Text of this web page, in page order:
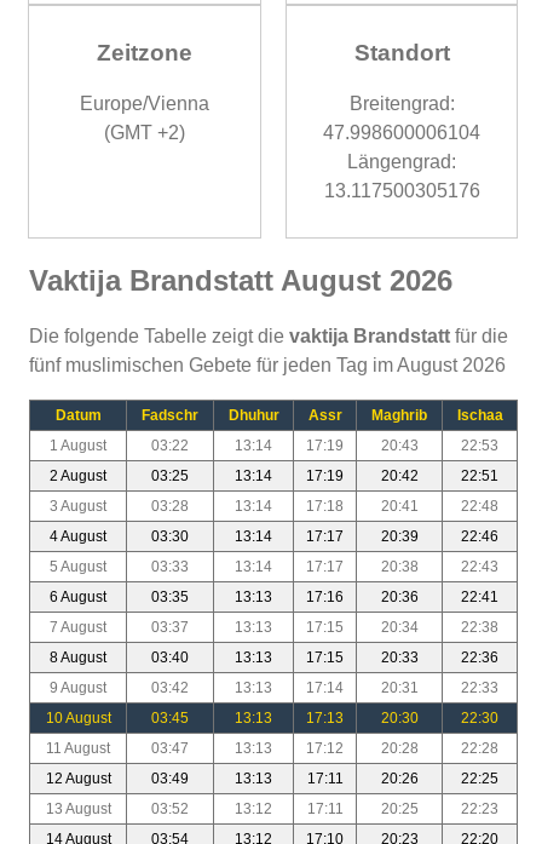
Zeitzone
Europe/Vienna
(GMT +2)
Standort
Breitengrad:
47.998600006104
Längengrad:
13.117500305176
Vaktija Brandstatt August 2026
Die folgende Tabelle zeigt die vaktija Brandstatt für die
fünf muslimischen Gebete für jeden Tag im August 2026
Datum Fadschr Dhuhur Assr Maghrib
Ischaa
1 August
03:22 13:14 17:19 20:43
22:53
2 August
03:25 13:14 17:19 20:42
22:51
3 August
03:28 13:14 17:18 20:41
22:48
4 August
03:30 13:14 17:17 20:39
22:46
5 August
03:33 13:14 17:17 20:38
22:43
6 August
03:35 13:13 17:16 20:36
22:41
7 August
03:37 13:13 17:15 20:34
22:38
8 August
03:40 13:13 17:15 20:33
22:36
9 August
03:42 13:13 17:14 20:31
22:33
10 August
03:45 13:13 17:13 20:30
22:30
11 August
03:47 13:13 17:12 20:28
22:28
12 August
03:49 13:13 17:11 20:26
22:25
13 August
03:52 13:12 17:11 20:25
22:23
14 August
03:54 13:12 17:10 20:23 22:20